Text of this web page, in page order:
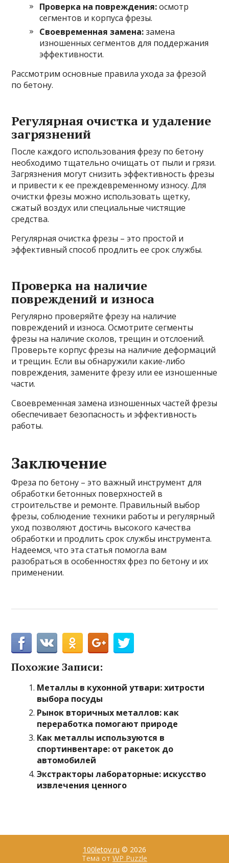
Проверка на повреждения:осмотр
сегментов и корпуса фрезы.
Своевременная замена:замена
изношенных сегментов для поддержания
эффективности.
Рассмотрим основные правила ухода за фрезой
по бетону.
Регулярная очистка и удаление
загрязнений
После каждого использования фрезу по бетону
необходимо тщательно очищать от пыли и грязи.
Загрязнения могут снизить эффективность фрезы
и привести к ее преждевременному износу. Для
очистки фрезы можно использовать щетку,
сжатый воздух или специальные чистящие
средства.
Регулярная очистка фрезы – это простой и
эффективный способ продлить ее срок службы.
Проверка на наличие
повреждений и износа
Регулярно проверяйте фрезу на наличие
повреждений и износа. Осмотрите сегменты
фрезы на наличие сколов, трещин и отслоений.
Проверьте корпус фрезы на наличие деформаций
и трещин. Если вы обнаружили какие-либо
повреждения, замените фрезу или ее изношенные
части.
Своевременная замена изношенных частей фрезы
обеспечивает безопасность и эффективность
работы.
Заключение
Фреза по бетону – это важный инструмент для
обработки бетонных поверхностей в
строительстве и ремонте. Правильный выбор
фрезы, соблюдение техники работы и регулярный
уход позволяют достичь высокого качества
обработки и продлить срок службы инструмента.
Надеемся, что эта статья помогла вам
разобраться в особенностях фрез по бетону и их
применении.
Похожие Записи:
Металлы в кухонной утвари: хитрости
выбора посуды
Рынок вторичных металлов: как
переработка помогают природе
Как металлы используются в
спортинвентаре: от ракеток до
автомобилей
Экстракторы лабораторные: искусство
извлечения ценного
100letov.ru © 2026
Тема от WP Puzzle